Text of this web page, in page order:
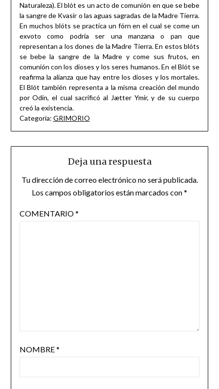
Naturaleza). El blót es un acto de comunión en que se bebe
la sangre de Kvasir o las aguas sagradas de la Madre Tierra.
En muchos blóts se practica un fórn en el cual se come un
exvoto como podría ser una manzana o pan que
representan a los dones de la Madre Tierra. En estos blóts
se bebe la sangre de la Madre y come sus frutos, en
comunión con los dioses y los seres humanos. En el Blót se
reafirma la alianza que hay entre los dioses y los mortales.
El Blót también representa a la misma creación del mundo
por Odin, el cual sacrificó al Jætter Ymir, y de su cuerpo
creó la existencia.
Categoría: GRIMORIO
Deja una respuesta
Tu dirección de correo electrónico no será publicada.
Los campos obligatorios están marcados con*
COMENTARIO*
NOMBRE*